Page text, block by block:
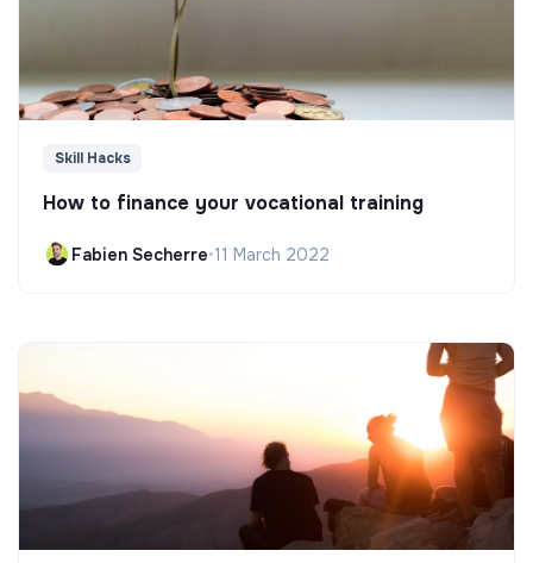
Skill Hacks
How to finance your vocational training
Fabien Secherre•11 March 2022